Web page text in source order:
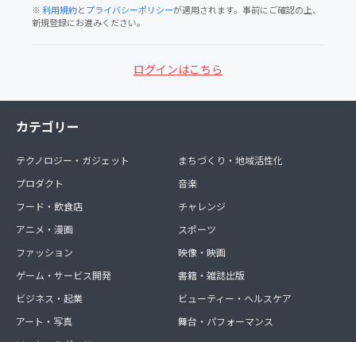
※利用規約とプライバシーポリシーが適用されます。事前にご確認の上、
新規登録にお進みください。
ログインはこちら
カテゴリー
テクノロジー・ガジェット
プロダクト
フード・飲食店
アニメ・漫画
ファッション
ゲーム・サービス開発
ビジネス・起業
アート・写真
まちづくり・地域活性化
音楽
チャレンジ
スポーツ
映像・映画
書籍・雑誌出版
ビューティー・ヘルスケア
舞台・パフォーマンス